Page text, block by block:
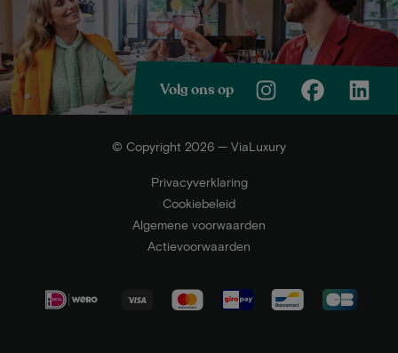
Volg ons op
© Copyright 2026 — ViaLuxury
Privacyverklaring
Cookiebeleid
Algemene voorwaarden
Actievoorwaarden